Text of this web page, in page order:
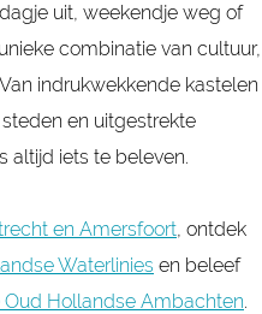
uit, weekendje weg of
combinatie van cultuur,
indrukwekkende kastelen
en uitgestrekte
altijd iets te beleven.
en Amersfoort, ontdek
Waterlinies en beleef
Oud Hollandse Ambachten.